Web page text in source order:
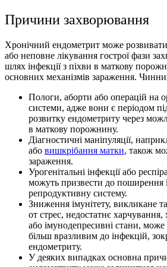
Причини захворювання
Хронічний ендометрит може
або неповне лікування гострої фази
шлях інфекції з піхви в маткову
основних механізмів зараження.
Пологи, аборти або операцій на
системи, адже вони є періодом
розвитку ендометриту через
в маткову порожнину.
Діагностичні маніпуляції,
або вишкрібання матки, також
зараження.
Урогенітальні інфекції або
можуть призвести до поширення
репродуктивну систему.
Зниження імунітету, викликане
от стрес, недостатнє
або імунодепресивні стани, може
більш вразливим до інфекцій,
ендометриту.
У деяких випадках основна